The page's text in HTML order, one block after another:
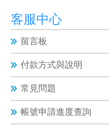
客服中心
留言板
付款方式與說明
常見問題
帳號申請進度查詢